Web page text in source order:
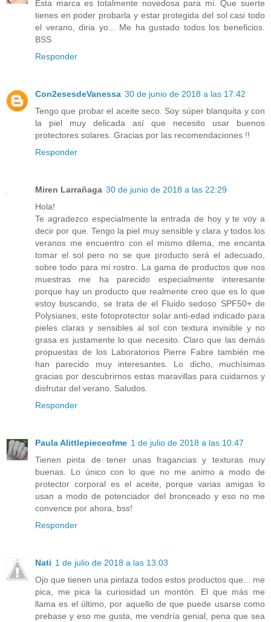
Esta marca es totalmente novedosa para mi. Que suerte
tienes en poder probarla y estar protegida del sol casi todo
el verano, diria yo... Me ha gustado todos los beneficios.
BSS
Responder
Con2esesdeVanessa 30 de junio de 2018 a las 17:42
Tengo que probar el aceite seco. Soy súper blanquita y con
la piel muy delicada así que necesito usar buenos
protectores solares. Gracias por las recomendaciones !!
Responder
Miren Larrañaga 30 de junio de 2018 a las 22:29
Hola!
Te agradezco especialmente la entrada de hoy y te voy a
decir por que. Tengo la piel muy sensible y clara y todos los
veranos me encuentro con el mismo dilema, me encanta
tomar el sol pero no se que producto será el adecuado,
sobre todo para mi rostro. La gama de productos que nos
muestras me ha parecido especialmente interesante
porque hay un producto que realmente creo que es lo que
estoy buscando, se trata de el Fluido sedoso SPF50+ de
Polysianes, este fotoprotector solar anti-edad indicado para
pieles claras y sensibles al sol con textura invisible y no
grasa es justamente lo que necesito. Claro que las demás
propuestas de los Laboratorios Pierre Fabre también me
han parecido muy interesantes. Lo dicho, muchísimas
gracias por descubrirnos estas maravillas para cuidarnos y
disfrutar del verano. Saludos.
Responder
Paula Alittlepieceofme 1 de julio de 2018 a las 10:47
Tienen pinta de tener unas fragancias y texturas muy
buenas. Lo único con lo que no me animo a modo de
protector corporal es el aceite, porque varias amigas lo
usan a modo de potenciador del bronceado y eso no me
convence por ahora, bss!
Responder
Nati 1 de julio de 2018 a las 13:03
Ojo que tienen una pintaza todos estos productos que... me
pica, me pica la curiosidad un montón. El que más me
llama es el último, por aquello de que puede usarse como
prebase y eso me gusta, me vendría genial, pena que sea